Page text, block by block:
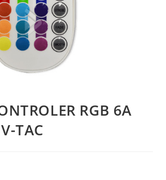
RGB 6A
TAC